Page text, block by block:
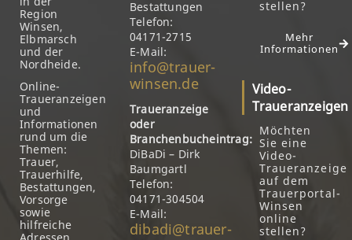
Region
Winsen,
Elbmarsch
und der
Nordheide.
Online-
Traueranzeigen
und
Informationen
rund um die
Themen:
Trauer,
Trauerhilfe,
Bestattungen,
Vorsorge
sowie
hilfreiche
Bestattungen
Telefon:
04171-2715
E-Mail:
info@trauer-
winsen.de
Traueranzeige
oder
Branchenbucheintrag:
DiBaDi – Dirk
Baumgartl
Telefon:
04171-304504
E-Mail:
dibadi@trauer-
stellen?
Mehr
Informationen
Video-
Traueranzeigen
Möchten
Sie eine
Video-
Traueranzeige
auf dem
Trauerportal-
Winsen
online
stellen?